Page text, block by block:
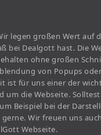
legen großen Wert auf
bei Dealgott hast. Die
ohne großen
von Popups
ist für uns einer der
um die Webseite.
Beispiel bei der
Wir freuen uns
Webseite.